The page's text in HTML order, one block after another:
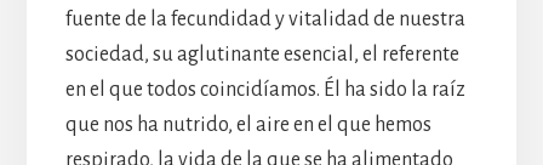
fuente de la fecundidad y vitalidad de nuestra
sociedad, su aglutinante esencial, el referente
en el que todos coincidíamos. Él ha sido la raíz
que nos ha nutrido, el aire en el que hemos
respirado, la vida de la que se ha alimentado